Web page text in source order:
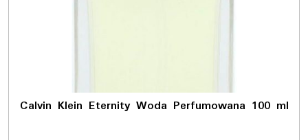
Calvin Klein Eternity Woda Perfumowana 100 ml